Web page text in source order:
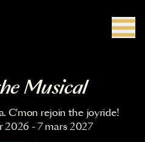
Musical
C'mon rejoin the joyride!
2026 - 7 mars 2027